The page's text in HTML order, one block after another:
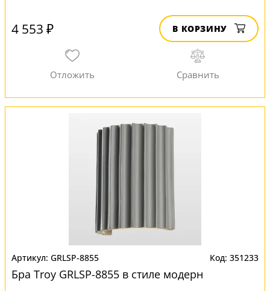
4 553 ₽ В КОРЗИНУ
GRLSP-8855 351233
Бра Troy GRLSP-8855 в стиле модерн